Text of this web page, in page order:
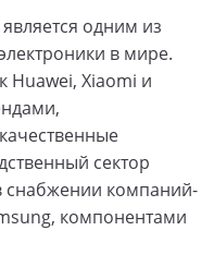
одним из
в мире.
Huawei, Xiaomi и
сектор
снабжении компаний-
компонентами